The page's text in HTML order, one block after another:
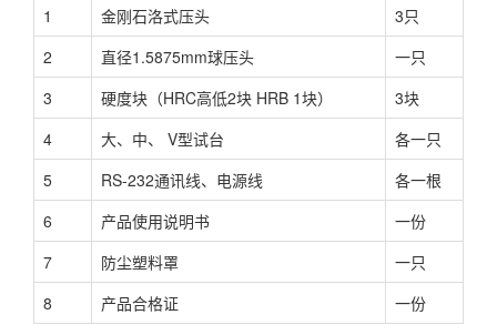
1
金刚石洛式压头
3只
2
直径1.5875mm球压头
一只
3
硬度块（HRC高低2块 HRB 1块）
3块
4
大、中、 V型试台
各一只
5
RS-232通讯线、电源线
各一根
6
产品使用说明书
一份
7
防尘塑料罩
一只
8
产品合格证 一份